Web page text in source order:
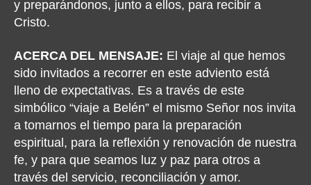
y preparándonos, junto a ellos, para recibir a
Cristo.
ACERCA DEL MENSAJE: El viaje al que hemos
sido invitados a recorrer en este adviento está
lleno de expectativas. Es a través de este
simbólico “viaje a Belén” el mismo Señor nos invita
a tomarnos el tiempo para la preparación
espiritual, para la reflexión y renovación de nuestra
fe, y para que seamos luz y paz para otros a
través del servicio, reconciliación y amor.